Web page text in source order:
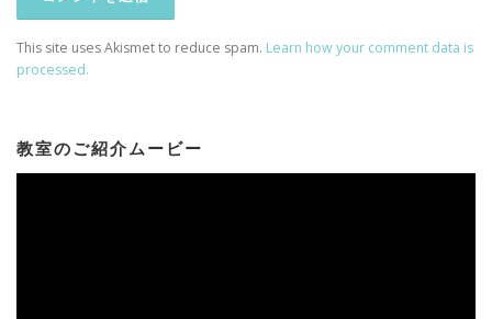
This site uses Akismet to reduce spam. Learn how your comment data is
processed.
教室のご紹介ムービー